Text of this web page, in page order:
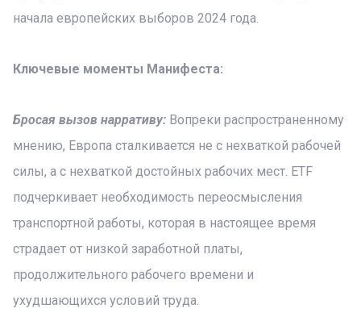
начала европейских выборов 2024 года.
Ключевые моменты Манифеста:
Бросая вызов нарративу: Вопреки распространенному
мнению, Европа сталкивается не с нехваткой рабочей
силы, а с нехваткой достойных рабочих мест. ETF
подчеркивает необходимость переосмысления
транспортной работы, которая в настоящее время
страдает от низкой заработной платы,
продолжительного рабочего времени и
ухудшающихся условий труда.